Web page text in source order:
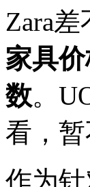
Zara
家具
数。
看，暂
作为